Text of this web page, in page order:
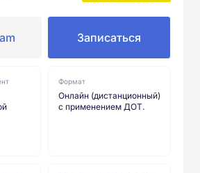
Записаться
Формат
Онлайн (дистанционный)
с применением ДОТ.